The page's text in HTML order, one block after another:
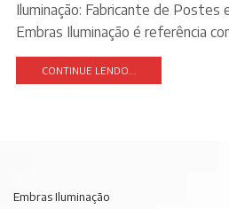
Iluminação: Fabricante de Postes
Embras Iluminação é referência
CONTINUE LENDO...
Embras Iluminação